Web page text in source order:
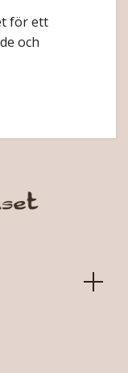
för ett
och